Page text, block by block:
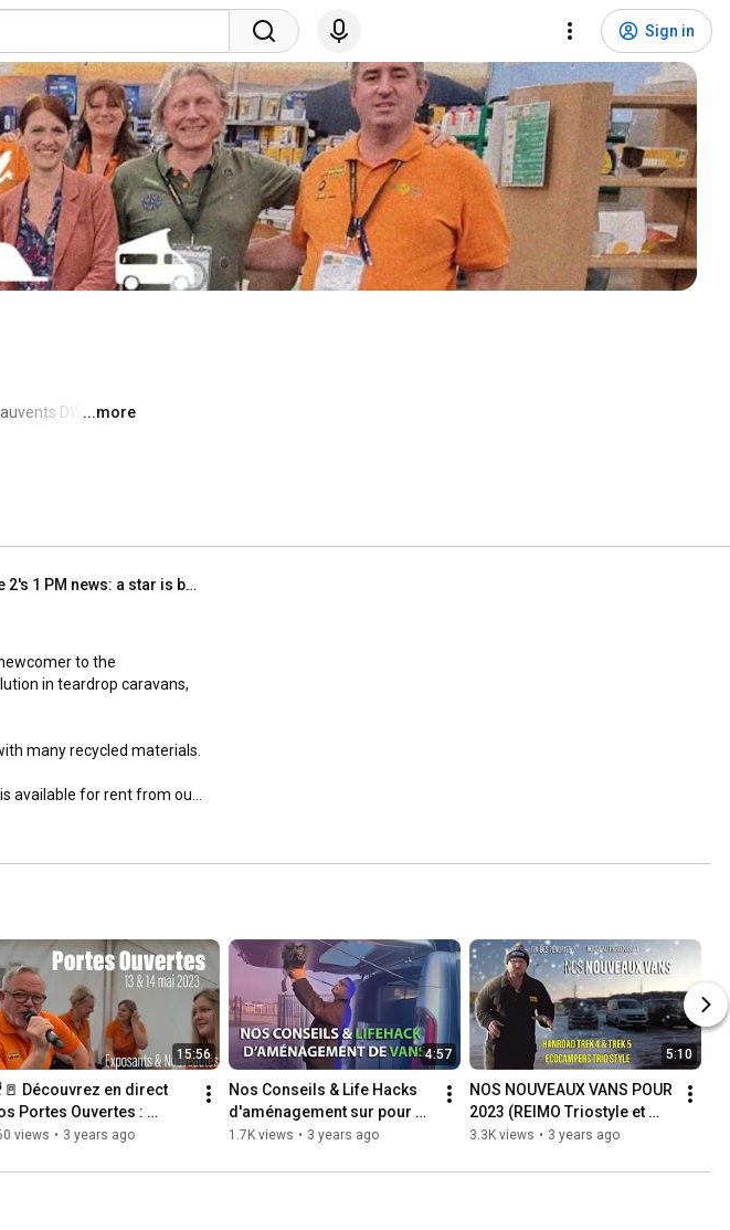
Sign in
DWT,
Reimo Van
...more
The MINK mini-caravan on France 2's 1 PM news: a star is born!
to the
in teardrop caravans,
many recycled materials.
available for rent from our
(88-Vosges), and
from Nancy) - +33 3 29 65
#caravan
15:56
Découvrez en direct
Portes Ouvertes :
l'événement en
views • 3 years ago
4:57
Nos Conseils & Life Hacks
d'aménagement sur pour
les vans Hanroad (valable
1.7K views • 3 years ago
5:10
NOS NOUVEAUX VANS POUR
2023 (REIMO Triostyle et
HANROAD Trek 4, Trek 5)
3.3K views • 3 years ago